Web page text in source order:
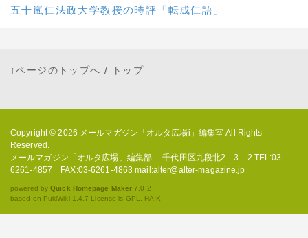
五十嵐仁法政大学教授の時評「転成仁語」
↑ページのトップへ / トップ
Copyright © 2026 メールマガジン「オルタ広場i」編集室 All Rights
Reserved.
メールマガジン「オルタ広場」編集部 千代田区九段北2－3－2 TEL:03-
6261-4857 FAX:03-6261-4863 mail:alter@alter-magazine.jp
powered byQuick Homepage Maker 7.0.2
based on PukiWiki 1.4.7 License is GPL. HAIK